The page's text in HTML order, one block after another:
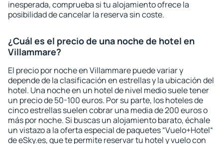
inesperada, comprueba si tu alojamiento ofrece la
posibilidad de cancelar la reserva sin coste.
¿Cuál es el precio de una noche de hotel en
Villammare?
El precio por noche en Villammare puede variar y
depende de la clasificación en estrellas y la ubicación del
hotel. Una noche en un hotel de nivel medio suele tener
un precio de 50-100 euros. Por su parte, los hoteles de
cinco estrellas suelen cobrar una media de 200 euros o
más por noche. Si buscas un alojamiento barato, échale
un vistazo a la oferta especial de paquetes “Vuelo+Hotel“
de eSky.es, que te permite reservar tu hotel y vuelo con